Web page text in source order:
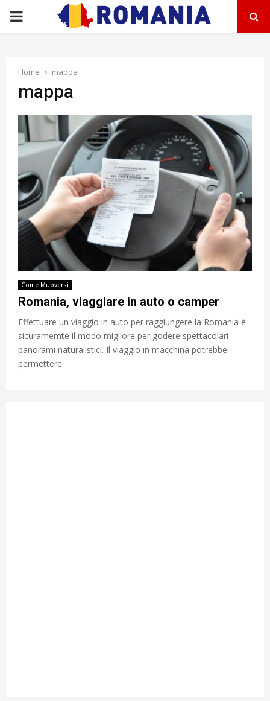
PRIMARY
Home mappa
mappa
Come Muoversi
Romania, viaggiare in auto o camper
Effettuare un viaggio in auto per raggiungere la Romania è
sicuramemte il modo migliore per godere spettacolari
panorami naturalistici. Il viaggio in macchina potrebbe
permettere